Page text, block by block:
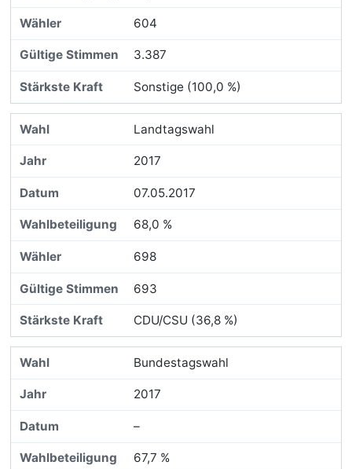
604
3.387
Sonstige (100,0 %)
Landtagswahl
2017
07.05.2017
68,0 %
698
693
CDU/CSU (36,8 %)
Bundestagswahl
2017
–
67,7 %